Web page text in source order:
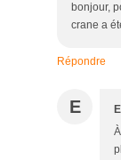
bonjour,
crane a
Répondre
E